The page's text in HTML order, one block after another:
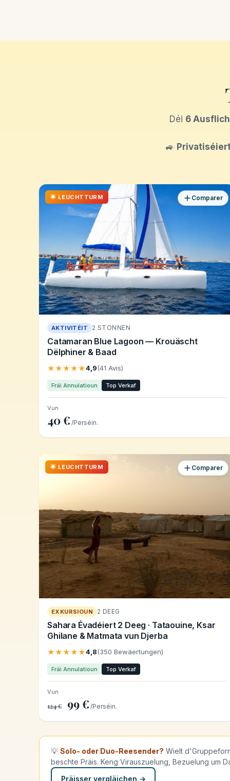
Déi 6
🚙
🌟 LEUCHTTURM
AKTIVITÉIT 2 STONNEN
Catamaran Blue Lagoon — Krouäscht
Dëlphiner & Baad
★★★★★4,9(41 Avis)
Fräi Annulatioun Top Verkaf
Vun
40 € /Perséin.
Comparer
🌟 LEUCHTTURM
EXKURSIOUN 2 DEEG
Sahara Évadéiert 2 Deeg · Tataouine, Ksar
Ghilane & Matmata vun Djerba
★★★★★4,8(350 Bewäertungen)
Fräi Annulatioun Top Verkaf
Vun
124 € 99 € /Perséin.
Comparer
💡 Solo- oder Duo-Reesender? Wielt
beschte Präis. Keng Virauszuelung, Bezuelung um
Präisser vergläichen →